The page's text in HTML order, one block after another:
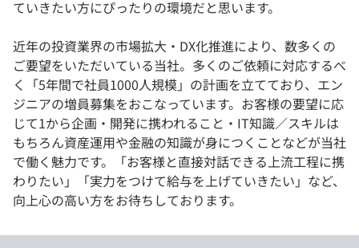
ていきたい方にぴったりの環境だと思います。
近年の投資業界の市場拡大・DX化推進により、数多くの
ご要望をいただいている当社。多くのご依頼に対応するべ
く「5年間で社員1000人規模」の計画を立てており、エン
ジニアの増員募集をおこなっています。お客様の要望に応
じて1から企画・開発に携われること・IT知識／スキルは
もちろん資産運用や金融の知識が身につくことなどが当社
で働く魅力です。「お客様と直接対話できる上流工程に携
わりたい」「実力をつけて給与を上げていきたい」など、
向上心の高い方をお待ちしております。